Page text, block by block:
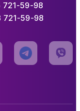
721-59-98
721-59-98